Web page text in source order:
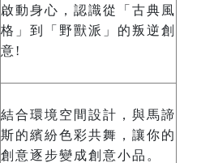
啟動身心，認識從「古典風
格」到「野獸派」的叛逆創
意!
結合環境空間設計，與馬諦
斯的繽紛色彩共舞，讓你的
創意逐步變成創意小品。